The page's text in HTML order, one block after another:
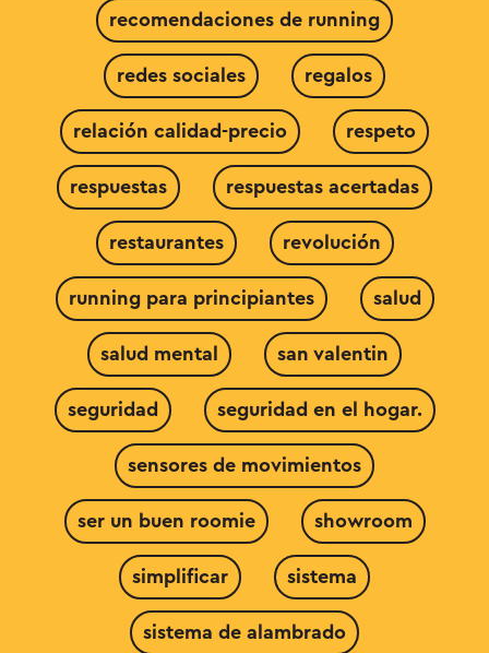
recomendaciones de running
redes sociales regalos
relación calidad-precio respeto
respuestas respuestas acertadas
restaurantes revolución
running para principiantes salud
salud mental san valentin
seguridad seguridad en el hogar.
sensores de movimientos
ser un buen roomie showroom
simplificar sistema
sistema de alambrado